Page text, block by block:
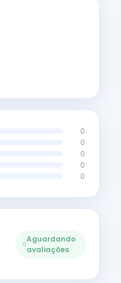
0
0
0
0
0
Aguardando
avaliações